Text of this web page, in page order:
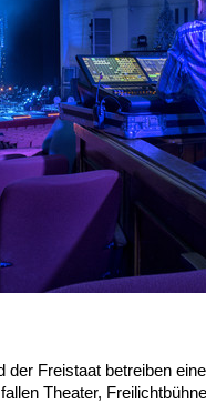
Freistaat betreiben
Theater,